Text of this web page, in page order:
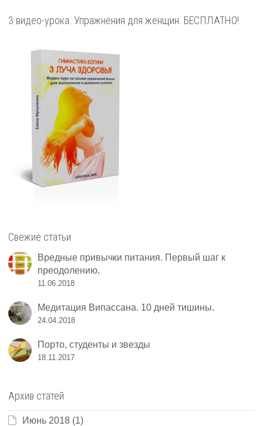
3 видео-урока. Упражнения для женщин. БЕСПЛАТНО!
Свежие статьи
Вредные привычки питания. Первый шаг к
преодолению.
11.06.2018
Медитация Випассана. 10 дней тишины.
24.04.2018
Порто, студенты и звезды
18.11.2017
Архив статей
Июнь 2018 (1)